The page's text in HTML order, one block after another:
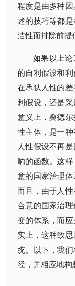
程度是由多种
述的技巧等都
洁性而排除前提
如果以上
的自利假设和
在承认人性的
利假设，还是
意义上，桑德
性主体，是一种
人性假设不再
响的函数。这
意的国家治理体
而且，由于人性
合意的国家治
变的体系，而
实上，这种致
统。以下，我
径，并相应地构